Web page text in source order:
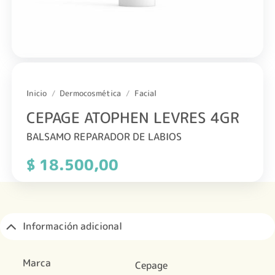
Inicio / Dermocosmética / Facial
CEPAGE ATOPHEN LEVRES 4GR
BALSAMO REPARADOR DE LABIOS
$18.500,00
Información adicional
Marca Cepage